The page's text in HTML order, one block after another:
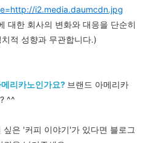
i2.media.daumcdn.jpg
대한 회사의 변화와 대응을 단순히
적 성향과 무관합니다.)
리카노인가요? 브랜드 아메리카
^^
은 '커피 이야기'가 있다면 블로그